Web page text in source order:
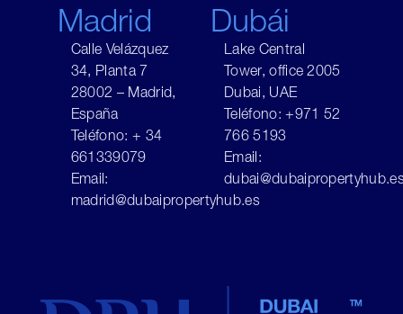
Madrid
Calle Velázquez
34, Planta 7
28002 – Madrid,
España
Teléfono: + 34
661339079
Email:
madrid@dubaipropertyhub.es
Dubái
Lake Central
Tower, office 2005
Dubai, UAE
Teléfono: +971 52
766 5193
Email: